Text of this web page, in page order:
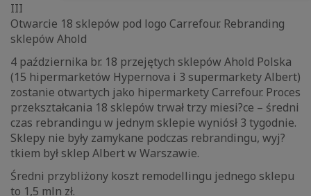
III
Otwarcie 18 sklepów pod logo Carrefour. Rebranding
sklepów Ahold
4 października br. 18 przejętych sklepów Ahold Polska
(15 hipermarketów Hypernova i 3 supermarkety Albert)
zostanie otwartych jako hipermarkety Carrefour. Proces
przekształcania 18 sklepów trwał trzy miesi?ce – średni
czas rebrandingu w jednym sklepie wyniósł 3 tygodnie.
Sklepy nie były zamykane podczas rebrandingu, wyj?
tkiem był sklep Albert w Warszawie.
Średni przybliżony koszt remodellingu jednego sklepu
to 1,5 mln zł.